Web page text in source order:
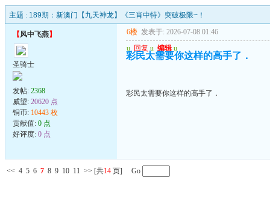
主题 : 189期：新澳门【九天神龙】《三肖中特》突破极限~！
【风中飞燕】
圣骑士
发帖: 2368
威望: 20620 点
铜币: 10443 枚
贡献值: 0 点
好评度: 0 点
6楼 发表于: 2026-07-08 01:46
u 回复 u 编辑 u
彩民太需要你这样的高手了．
彩民太需要你这样的高手了．
<< 4 5 6 7 8 9 10 11 >> [共14 页] Go